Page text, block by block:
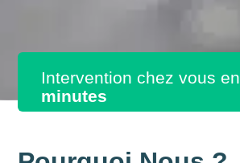
Intervention chez vous en
minutes